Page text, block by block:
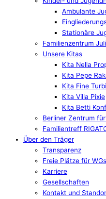
Ambulante
Stationäre
Familienzentrum Juli
Unsere Kitas
Kita Nella
Kita Pepe
Kita Fine
Kita Villa Pixie
Kita Betti
Berliner Zentrum
Familientreff
Über den Träger
Transparenz
Freie Plätze für
Karriere
Gesellschaften
Kontakt und